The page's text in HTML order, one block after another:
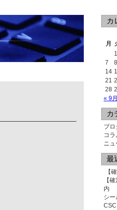
カ
月
1
7
8
14
21
28
« 9月
カ
ブロ
コ
ニュ
最
【
【
内
シ